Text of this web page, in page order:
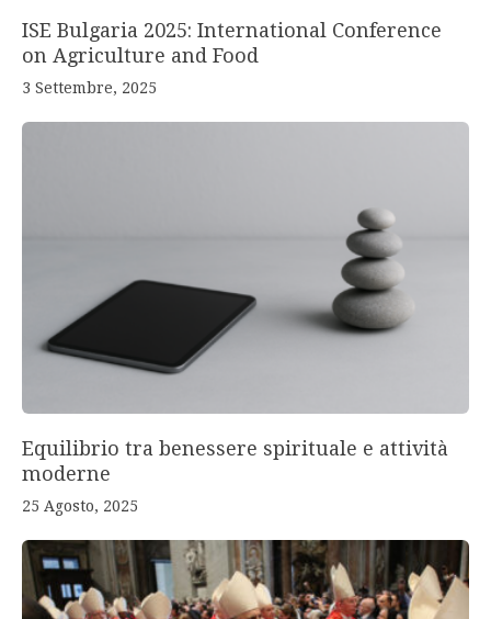
ISE Bulgaria 2025: International Conference
on Agriculture and Food
3 Settembre, 2025
Equilibrio tra benessere spirituale e attività
moderne
25 Agosto, 2025